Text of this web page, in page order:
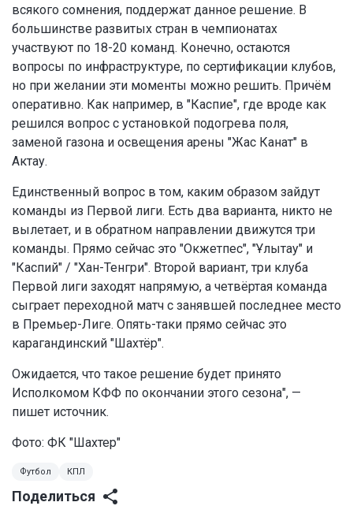
всякого сомнения, поддержат данное решение. В
большинстве развитых стран в чемпионатах
участвуют по 18-20 команд. Конечно, остаются
вопросы по инфраструктуре, по сертификации клубов,
но при желании эти моменты можно решить. Причём
оперативно. Как например, в "Каспие", где вроде как
решился вопрос с установкой подогрева поля,
заменой газона и освещения арены "Жас Канат" в
Актау.
Единственный вопрос в том, каким образом зайдут
команды из Первой лиги. Есть два варианта, никто не
вылетает, и в обратном направлении движутся три
команды. Прямо сейчас это "Окжетпес", "Ұлытау" и
"Каспий" / "Хан-Тенгри". Второй вариант, три клуба
Первой лиги заходят напрямую, а четвёртая команда
сыграет переходной матч с занявшей последнее место
в Премьер-Лиге. Опять-таки прямо сейчас это
карагандинский "Шахтёр".
Ожидается, что такое решение будет принято
Исполкомом КФФ по окончании этого сезона", —
пишет источник.
Фото: ФК "Шахтер"
Футбол КПЛ
Поделиться